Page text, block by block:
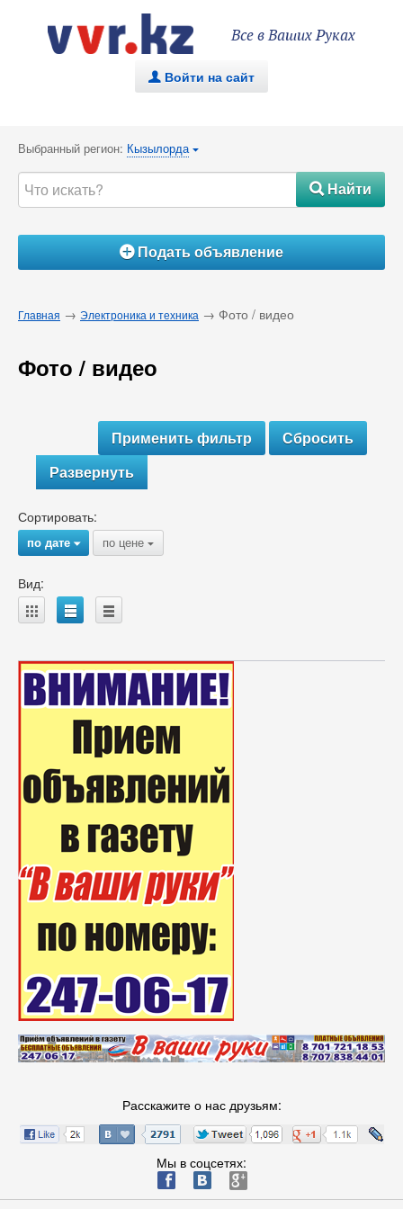
Все в Ваших Руках
. Войти на сайт
Выбранный регион: Кызылорда {
#Найти
ÁПодать объявление
Главная → Электроника и техника → Фото / видео
Фото / видео
Развернуть
Сортировать:
по дате{ по цене {
Вид:
A B C
Расскажите о нас друзьям:
Мы в соцсетях:
ä æ è